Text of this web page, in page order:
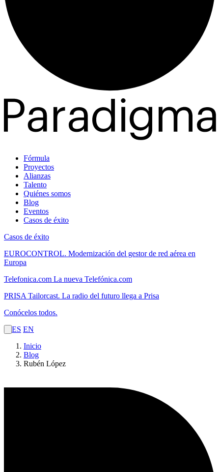
Fórmula
Proyectos
Alianzas
Talento
Quiénes somos
Blog
Eventos
Casos de éxito
Casos de éxito
EUROCONTROL. Modernización del gestor de red aérea en
Europa
Telefonica.com La nueva Telefónica.com
PRISA Tailorcast. La radio del futuro llega a Prisa
Conócelos todos.
ES EN
Inicio
Blog
Rubén López